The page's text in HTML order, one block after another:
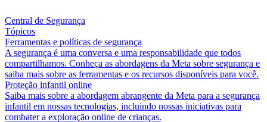
Central de Segurança
Tópicos
Ferramentas e políticas de segurança
A segurança é uma conversa e uma responsabilidade que todos
compartilhamos. Conheça as abordagens da Meta sobre segurança e
saiba mais sobre as ferramentas e os recursos disponíveis para você.
Proteção infantil online
Saiba mais sobre a abordagem abrangente da Meta para a segurança
infantil em nossas tecnologias, incluindo nossas iniciativas para
combater a exploração online de crianças.